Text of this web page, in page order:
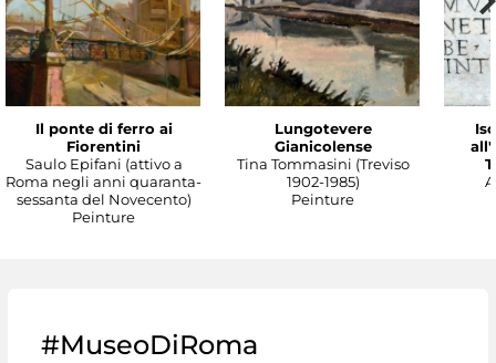
Il ponte di ferro ai
Fiorentini
Saulo Epifani (attivo a
Roma negli anni quaranta-
sessanta del Novecento)
Peinture
Lungotevere
Gianicolense
Tina Tommasini (Treviso
1902-1985)
Peinture
#MuseoDiRoma